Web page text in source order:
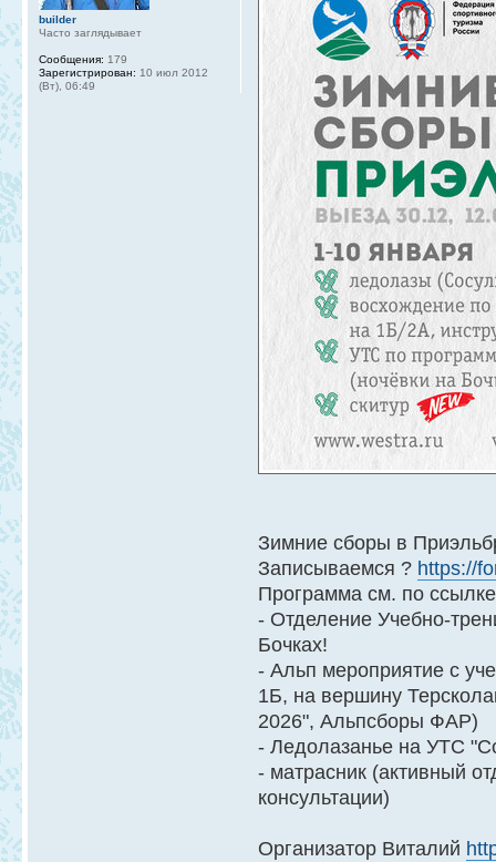
Зимние сборы в
Записываемся ? https://
Программа см. по
- Отделение Учебно-
Бочках!
- Альп мероприятие с
1Б, на вершину
2026", Альпсборы ФАР)
- Ледолазанье на УТС
- матрасник (активный
консультации)
Организатор Виталий
builder
Часто заглядывает
Сообщения: 179
Зарегистрирован: 10 июл 2012
(Вт), 06:49